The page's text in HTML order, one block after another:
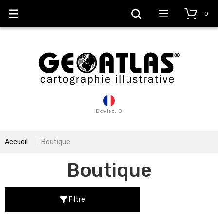
Devise: €
0
Accueil Boutique
Boutique
Filtre